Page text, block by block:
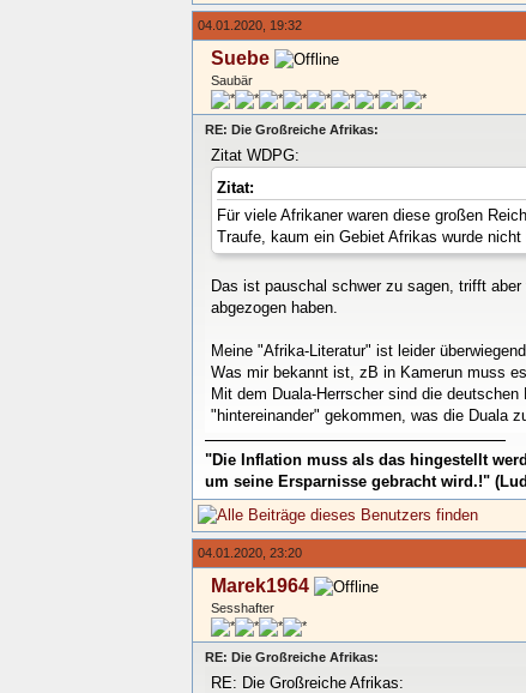
04.01.2020, 19:32
Suebe
Saubär
RE: Die Großreiche Afrikas:
Zitat WDPG:
Zitat:
Für viele Afrikaner waren diese großen
Traufe, kaum ein Gebiet Afrikas wurde nicht
Das ist pauschal schwer zu sagen, trifft
abgezogen haben.
Meine "Afrika-Literatur" ist leider
Was mir bekannt ist, zB in Kamerun muss
Mit dem Duala-Herrscher sind die
"hintereinander" gekommen, was die Duala
"Die Inflation muss als das hingestellt
um seine Ersparnisse gebracht wird.!"
04.01.2020, 23:20
Marek1964
Sesshafter
RE: Die Großreiche Afrikas:
RE: Die Großreiche Afrikas: